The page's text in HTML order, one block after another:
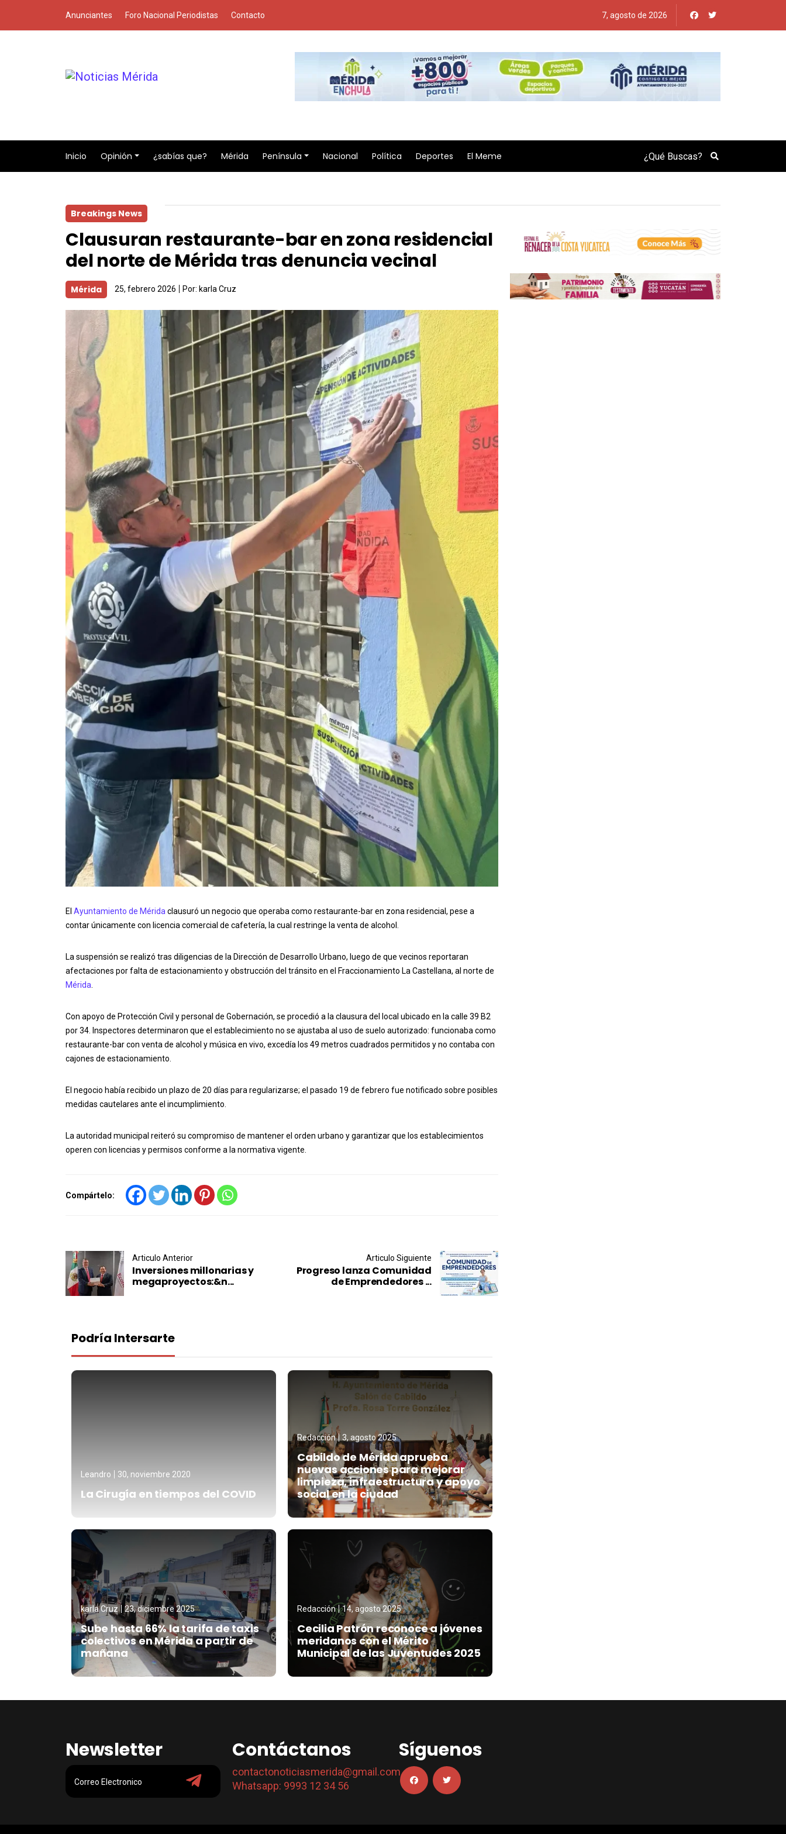
Anunciantes Foro Nacional Periodistas Contacto 7, agosto de 2026
Inicio Opinión ¿sabías que? Mérida Península Nacional Política Deportes El Meme Search
Breakings News
Clausuran restaurante-bar en zona residencial
del norte de Mérida tras denuncia vecinal
Mérida 25, febrero 2026 Por: karla Cruz
El Ayuntamiento de Méridaclausuró un negocio que operaba como restaurante-bar en zona residencial, pese a
contar únicamente con licencia comercial de cafetería, la cual restringe la venta de alcohol.
La suspensión se realizó tras diligencias de la Dirección de Desarrollo Urbano, luego de que vecinos reportaran
afectaciones por falta de estacionamiento y obstrucción del tránsito en el Fraccionamiento La Castellana, al norte de
Mérida.
Con apoyo de Protección Civil y personal de Gobernación, se procedió a la clausura del local ubicado en la calle 39 B2
por 34. Inspectores determinaron que el establecimiento no se ajustaba al uso de suelo autorizado: funcionaba como
restaurante-bar con venta de alcohol y música en vivo, excedía los 49 metros cuadrados permitidos y no contaba con
cajones de estacionamiento.
El negocio había recibido un plazo de 20 días para regularizarse; el pasado 19 de febrero fue notificado sobre posibles
medidas cautelares ante el incumplimiento.
La autoridad municipal reiteró su compromiso de mantener el orden urbano y garantizar que los establecimientos
operen con licencias y permisos conforme a la normativa vigente.
Compártelo:
Post navigation
Articulo Anterior
Inversiones millonarias y
megaproyectos:&n...
Articulo Siguiente
Progreso lanza Comunidad
de Emprendedores ...
Podría Intersarte
Leandro 30, noviembre 2020
La Cirugía en tiempos del COVID
Redacción 3, agosto 2025
Cabildo de Mérida aprueba
nuevas acciones para mejorar
limpieza, infraestructura y apoyo
social en la ciudad
karla Cruz 23, diciembre 2025
Sube hasta 66% la tarifa de taxis
colectivos en Mérida a partir de
mañana
Redacción 14, agosto 2025
Cecilia Patrón reconoce a jóvenes
meridanos con el Mérito
Municipal de las Juventudes 2025
Newsletter Contáctanos
contactonoticiasmerida@gmail.com
Whatsapp: 9993 12 34 56
Síguenos